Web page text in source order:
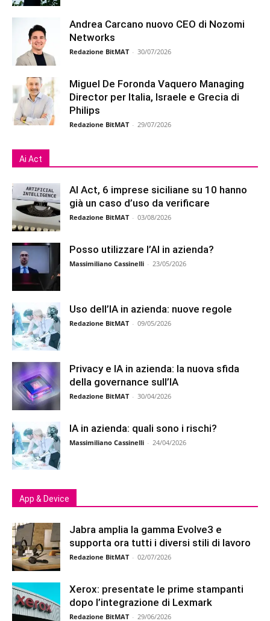
Andrea Carcano nuovo CEO di Nozomi
Networks
Redazione BitMAT - 30/07/2026
Miguel De Foronda Vaquero Managing
Director per Italia, Israele e Grecia di
Philips
Redazione BitMAT - 29/07/2026
Ai Act
AI Act, 6 imprese siciliane su 10 hanno
già un caso d’uso da verificare
Redazione BitMAT - 03/08/2026
Posso utilizzare l’AI in azienda?
Massimiliano Cassinelli - 23/05/2026
Uso dell’IA in azienda: nuove regole
Redazione BitMAT - 09/05/2026
Privacy e IA in azienda: la nuova sfida
della governance sull’IA
Redazione BitMAT - 30/04/2026
IA in azienda: quali sono i rischi?
Massimiliano Cassinelli - 24/04/2026
App & Device
Jabra amplia la gamma Evolve3 e
supporta ora tutti i diversi stili di lavoro
Redazione BitMAT - 02/07/2026
Xerox: presentate le prime stampanti
dopo l’integrazione di Lexmark
Redazione BitMAT - 29/06/2026